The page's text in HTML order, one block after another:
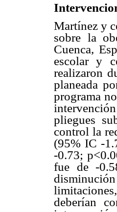
Martínez y
sobre la
Cuenca,
escolar y
realizaron
planeada
programa
pliegues
control la
(95% IC -
-0.73;
fue de -
deberían